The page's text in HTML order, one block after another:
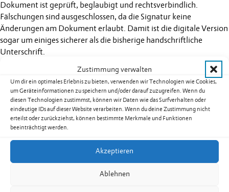
Zustimmung verwalten
Um dir ein optimales Erlebnis zu bieten, verwenden wir Technologien wie Cookies,
um Geräteinformationen zu speichern und/oder darauf zuzugreifen. Wenn du
diesen Technologien zustimmst, können wir Daten wie das Surfverhalten oder
eindeutige IDs auf dieser Website verarbeiten. Wenn du deine Zustimmung nicht
erteilst oder zurückziehst, können bestimmte Merkmale und Funktionen
beeinträchtigt werden.
Akzeptieren
Ablehnen
Dokument ist geprüft, beglaubigt und rechtsverbindlich.
Fälschungen sind ausgeschlossen, da die Signatur keine
Änderungen am Dokument erlaubt. Damit ist die digitale Version
sogar um einiges sicherer als die bisherige handschriftliche
Unterschrift.
Gesetzliche Vorgaben und bürgernahe Verwaltung
Die Digitalisierung schreitet unaufhörlich voran und macht auch
vor den Gemeinden nicht Halt. Mittlerweile liegt eine
umfassende rechtliche Basis vor, die Behörden dazu verpflichtet,
ihre offiziellen Dokumente elektronisch zu erfassen und, je nach
Inhalt, entsprechend zu signieren. Zu erwähnen ist insbesondere
das E-Government-Gesetz. Hinzu kommt, dass immer mehr
Menschen Behördengänge bequem von zu Hause aus erledigen
wollen – ohne Wartezeiten und ohne Papierkram. Damit dies